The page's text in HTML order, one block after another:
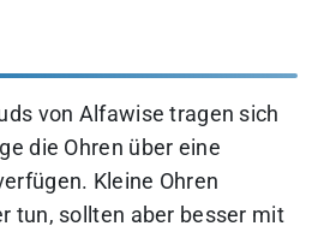
von Alfawise tragen sich
die Ohren über eine
Kleine Ohren
tun, sollten aber besser mit